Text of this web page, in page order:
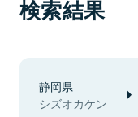
検索結果
静岡県
シズオカケン